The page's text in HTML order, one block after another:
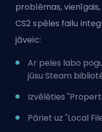
problēmas,
CS2 spēles failu
jāveic:
Ar peles labo
jūsu Steam
Izvēlēties
Pāriet uz "Local